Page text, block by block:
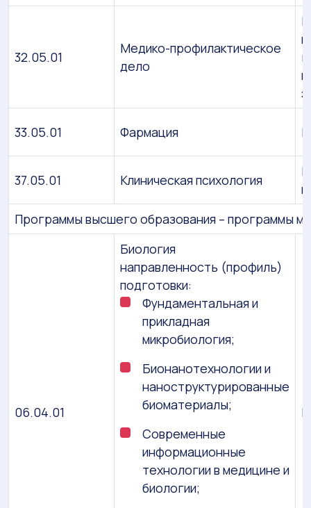
32.05.01
Медико-профилактическое
дело
33.05.01 Фармация
37.05.01 Клиническая психология
Программы высшего образования – программы
06.04.01
Биология
направленность (профиль)
подготовки:
Фундаментальная и
прикладная
микробиология;
Бионанотехнологии и
наноструктурированные
биоматериалы;
Современные
информационные
технологии в медицине и
биологии;